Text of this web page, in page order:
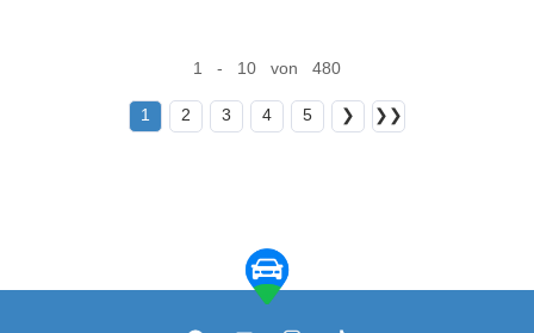
1 - 10 von 480
1 2 3 4 5 ❯ ❯❯